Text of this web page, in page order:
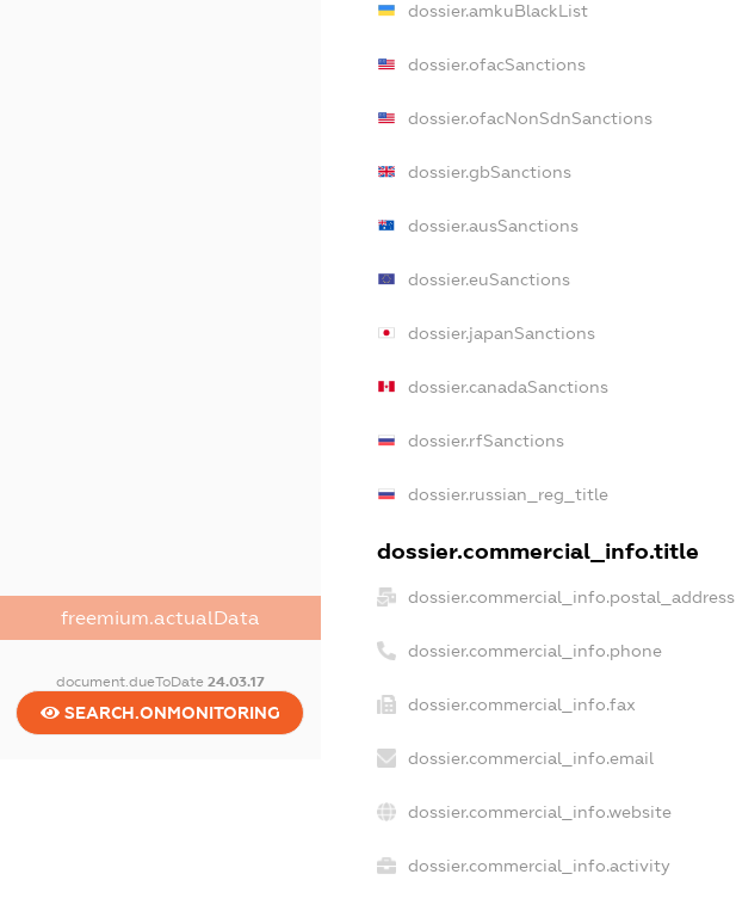
freemium.actualData
document.dueToDate 24.03.17
SEARCH.ONMONITORING
dossier.amkuBlackList
dossier.ofacSanctions
dossier.ofacNonSdnSanctions
dossier.gbSanctions
dossier.ausSanctions
dossier.euSanctions
dossier.japanSanctions
dossier.canadaSanctions
dossier.rfSanctions
dossier.russian_reg_title
dossier.commercial_info.title
dossier.commercial_info.postal_address
dossier.commercial_info.phone
dossier.commercial_info.fax
dossier.commercial_info.email
dossier.commercial_info.website
dossier.commercial_info.activity